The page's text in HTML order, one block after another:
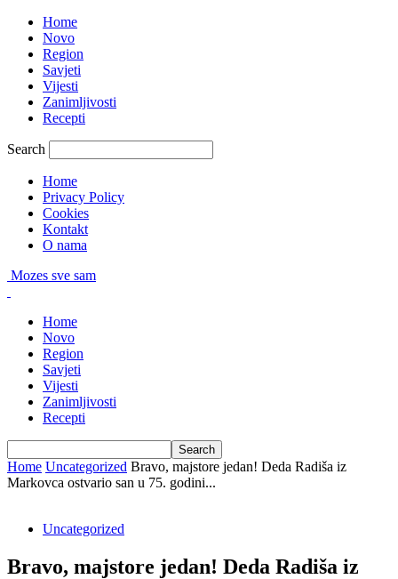
Home
Novo
Region
Savjeti
Vijesti
Zanimljivosti
Recepti
Search
Home
Privacy Policy
Cookies
Kontakt
O nama
Mozes sve sam
Home
Novo
Region
Savjeti
Vijesti
Zanimljivosti
Recepti
Home Uncategorized Bravo, majstore jedan! Deda Radiša iz
Markovca ostvario san u 75. godini...
Uncategorized
Bravo, majstore jedan! Deda Radiša iz